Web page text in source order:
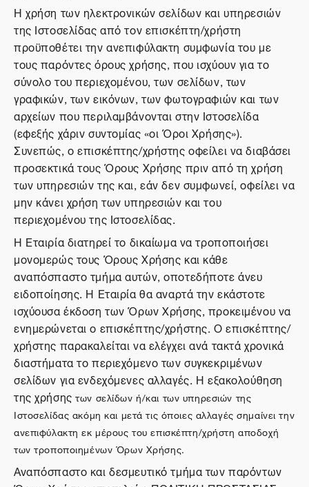
Η χρήση των ηλεκτρονικών σελίδων και υπηρεσιών
της Ιστοσελίδας από τον επισκέπτη/χρήστη
προϋποθέτει την ανεπιφύλακτη συμφωνία του με
τους παρόντες όρους χρήσης, που ισχύουν για το
σύνολο του περιεχομένου, των σελίδων, των
γραφικών, των εικόνων, των φωτογραφιών και των
αρχείων που περιλαμβάνονται στην Ιστοσελίδα
(εφεξής χάριν συντομίας «οι Όροι Χρήσης»).
Συνεπώς, ο επισκέπτης/χρήστης οφείλει να διαβάσει
προσεκτικά τους Όρους Χρήσης πριν από τη χρήση
των υπηρεσιών της και, εάν δεν συμφωνεί, οφείλει να
μην κάνει χρήση των υπηρεσιών και του
περιεχομένου της Ιστοσελίδας.
Η Εταιρία διατηρεί το δικαίωμα να τροποποιήσει
μονομερώς τους Όρους Χρήσης και κάθε
αναπόσπαστο τμήμα αυτών, οποτεδήποτε άνευ
ειδοποίησης. Η Εταιρία θα αναρτά την εκάστοτε
ισχύουσα έκδοση των Όρων Χρήσης, προκειμένου να
ενημερώνεται ο επισκέπτης/χρήστης. Ο επισκέπτης/
χρήστης παρακαλείται να ελέγχει ανά τακτά χρονικά
διαστήματα το περιεχόμενο των συγκεκριμένων
σελίδων για ενδεχόμενες αλλαγές. Η εξακολούθηση
της χρήσηςτων σελίδων ή/και των υπηρεσιών της
Ιστοσελίδας ακόμη και μετά τις όποιες αλλαγές σημαίνει την
ανεπιφύλακτη εκ μέρους του επισκέπτη/χρήστη αποδοχή
των τροποποιημένων Όρων Χρήσης.
Αναπόσπαστο και δεσμευτικό τμήμα των παρόντων